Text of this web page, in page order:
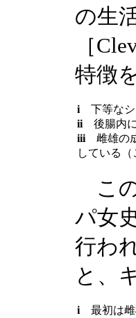
の生
［
特徴
i下等なシ
ii後腸内に
iii雌雄の成
している
こ
パ女
行わ
と、
i最初は雌